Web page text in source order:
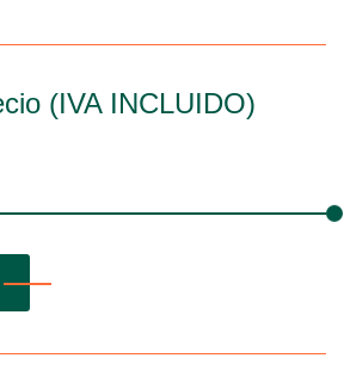
(IVA INCLUIDO)